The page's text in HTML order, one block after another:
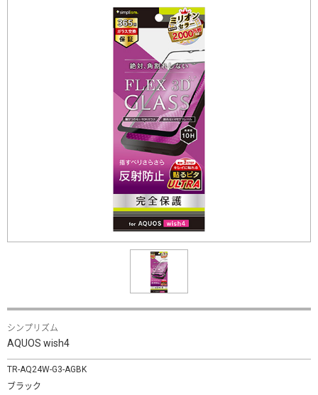
シンプリズム
AQUOS wish4
TR-AQ24W-G3-AGBK
ブラック